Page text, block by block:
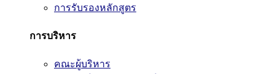
การรับรองหลักสูตร
การบริหาร
คณะผู้บริหาร